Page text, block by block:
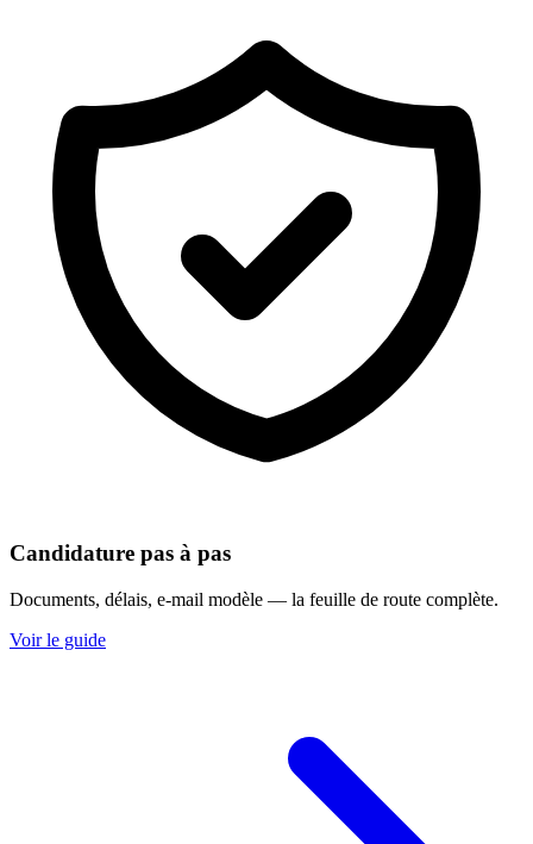
Candidature pas à pas
Documents, délais, e-mail modèle — la feuille de route complète.
Voir le guide